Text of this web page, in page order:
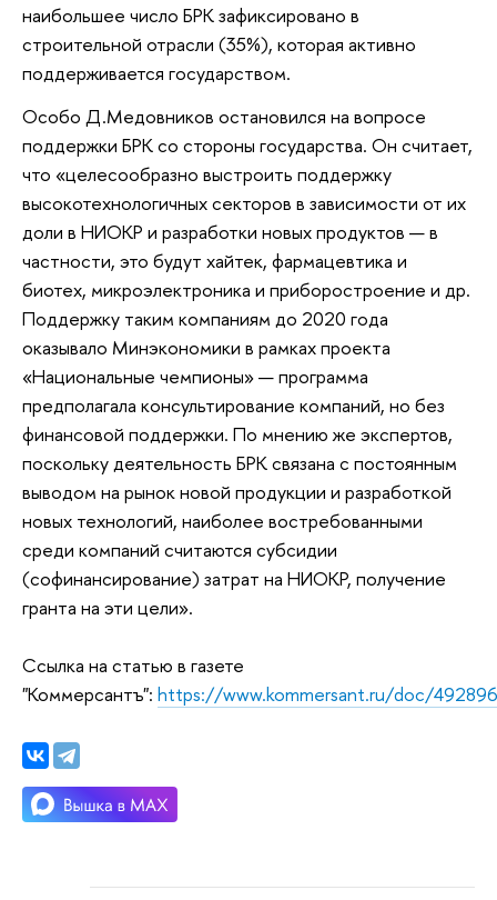
наибольшее число БРК зафиксировано в
строительной отрасли (35%), которая активно
поддерживается государством.
Особо Д.Медовников остановился на вопросе
поддержки БРК со стороны государства. Он считает,
что «целесообразно выстроить поддержку
высокотехнологичных секторов в зависимости от их
доли в НИОКР и разработки новых продуктов — в
частности, это будут хайтек, фармацевтика и
биотех, микроэлектроника и приборостроение и др.
Поддержку таким компаниям до 2020 года
оказывало Минэкономики в рамках проекта
«Национальные чемпионы» — программа
предполагала консультирование компаний, но без
финансовой поддержки. По мнению же экспертов,
поскольку деятельность БРК связана с постоянным
выводом на рынок новой продукции и разработкой
новых технологий, наиболее востребованными
среди компаний считаются субсидии
(софинансирование) затрат на НИОКР, получение
гранта на эти цели».
Ссылка на статью в газете
"Коммерсантъ": https://www.kommersant.ru/doc/